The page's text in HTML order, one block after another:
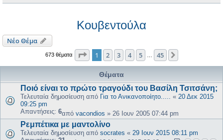
Κουβεντούλα
Νέο Θέμα
673 θέματα Σελίδα από45
1 2 3 4 5 45
Θέματα
Ποιό είναι το πρώτο τραγούδι του Βασίλη Τσιτσάνη;
Τελευταία δημοσίευση από Για το Ανικανοποίητο..... « 20 Δεκ 2015
09:25 pm
Απαντήσεις: 6από vacondios » 26 Ιουν 2005 07:44 pm
Ρεμπέτικα με μαντολίνο
Τελευταία δημοσίευση από socrates « 29 Ιουν 2015 08:11 pm